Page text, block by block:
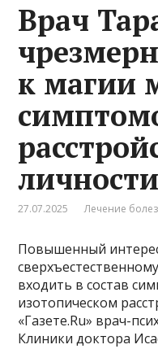
Врач
к магии
личности
27.07.2025 Лечение
Повышенный
входить в состав
изотопическом
«Газете.Ru» врач-
Клиники доктора